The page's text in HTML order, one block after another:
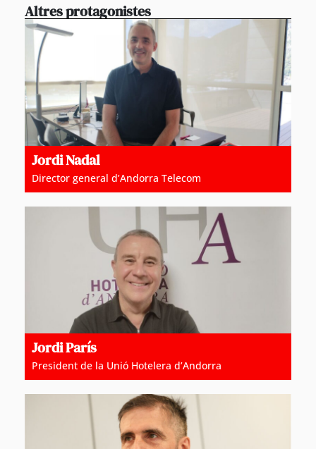
Altres protagonistes
Jordi Nadal
Director general d’Andorra Telecom
Jordi París
President de la Unió Hotelera d’Andorra